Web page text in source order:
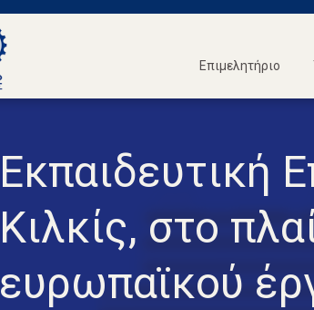
Επιμελητήριο
Εκπαιδευτική
Κιλκίς, στο
ευρωπαϊκού